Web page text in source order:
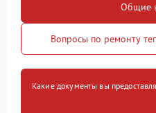
Общие
Вопросы по ремонту
Какие документы вы